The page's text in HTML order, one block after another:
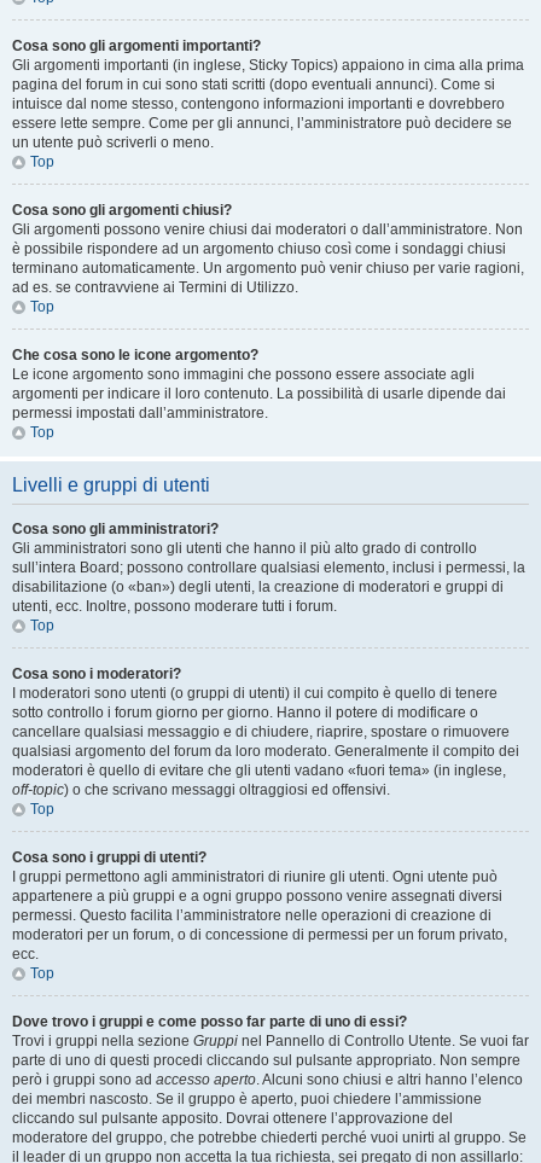
Cosa sono gli argomenti importanti?
Gli argomenti importanti (in inglese, Sticky Topics) appaiono in cima alla prima
pagina del forum in cui sono stati scritti (dopo eventuali annunci). Come si
intuisce dal nome stesso, contengono informazioni importanti e dovrebbero
essere lette sempre. Come per gli annunci, l’amministratore può decidere se
un utente può scriverli o meno.
Top
Cosa sono gli argomenti chiusi?
Gli argomenti possono venire chiusi dai moderatori o dall’amministratore. Non
è possibile rispondere ad un argomento chiuso così come i sondaggi chiusi
terminano automaticamente. Un argomento può venir chiuso per varie ragioni,
ad es. se contravviene ai Termini di Utilizzo.
Top
Che cosa sono le icone argomento?
Le icone argomento sono immagini che possono essere associate agli
argomenti per indicare il loro contenuto. La possibilità di usarle dipende dai
permessi impostati dall’amministratore.
Top
Livelli e gruppi di utenti
Cosa sono gli amministratori?
Gli amministratori sono gli utenti che hanno il più alto grado di controllo
sull’intera Board; possono controllare qualsiasi elemento, inclusi i permessi, la
disabilitazione (o «ban») degli utenti, la creazione di moderatori e gruppi di
utenti, ecc. Inoltre, possono moderare tutti i forum.
Top
Cosa sono i moderatori?
I moderatori sono utenti (o gruppi di utenti) il cui compito è quello di tenere
sotto controllo i forum giorno per giorno. Hanno il potere di modificare o
cancellare qualsiasi messaggio e di chiudere, riaprire, spostare o rimuovere
qualsiasi argomento del forum da loro moderato. Generalmente il compito dei
moderatori è quello di evitare che gli utenti vadano «fuori tema» (in inglese,
off-topic) o che scrivano messaggi oltraggiosi ed offensivi.
Top
Cosa sono i gruppi di utenti?
I gruppi permettono agli amministratori di riunire gli utenti. Ogni utente può
appartenere a più gruppi e a ogni gruppo possono venire assegnati diversi
permessi. Questo facilita l’amministratore nelle operazioni di creazione di
moderatori per un forum, o di concessione di permessi per un forum privato,
ecc.
Top
Dove trovo i gruppi e come posso far parte di uno di essi?
Trovi i gruppi nella sezione Gruppi nel Pannello di Controllo Utente. Se vuoi far
parte di uno di questi procedi cliccando sul pulsante appropriato. Non sempre
però i gruppi sono ad accesso aperto. Alcuni sono chiusi e altri hanno l’elenco
dei membri nascosto. Se il gruppo è aperto, puoi chiedere l’ammissione
cliccando sul pulsante apposito. Dovrai ottenere l’approvazione del
moderatore del gruppo, che potrebbe chiederti perché vuoi unirti al gruppo. Se
il leader di un gruppo non accetta la tua richiesta, sei pregato di non assillarlo: